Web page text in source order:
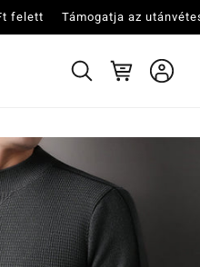
Támogatja az utánvétes fizetést
Kosár